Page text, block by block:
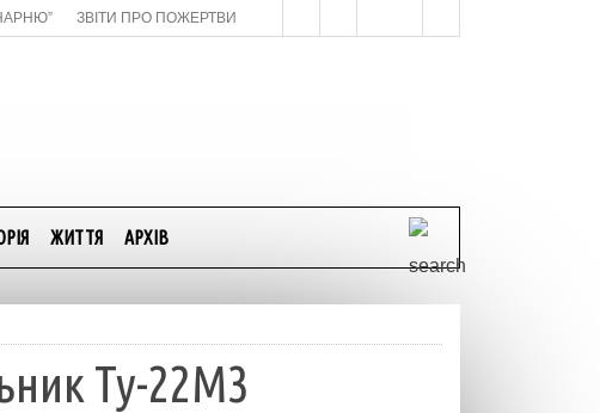
ЗВІТИ ПРО ПОЖЕРТВИ
ЖИТТЯ АРХІВ
Ту-22М3